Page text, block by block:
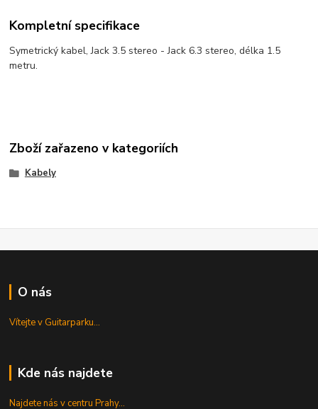
Kompletní specifikace
Symetrický kabel, Jack 3.5 stereo - Jack 6.3 stereo, délka 1.5
metru.
Zboží zařazeno v kategoriích
Kabely
O nás
Vítejte v Guitarparku...
Kde nás najdete
Najdete nás v centru Prahy...